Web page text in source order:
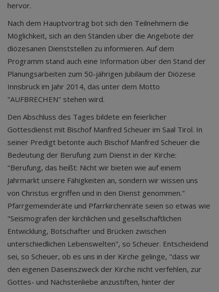
hervor.
Nach dem Hauptvortrag bot sich den Teilnehmern die
Möglichkeit, sich an den Ständen über die Angebote der
diözesanen Dienststellen zu informieren. Auf dem
Programm stand auch eine Information über den Stand der
Planungsarbeiten zum 50-jährigen Jubiläum der Diözese
Innsbruck im Jahr 2014, das unter dem Motto
"AUFBRECHEN" stehen wird.
Den Abschluss des Tages bildete ein feierlicher
Gottesdienst mit Bischof Manfred Scheuer im Saal Tirol. In
seiner Predigt betonte auch Bischof Manfred Scheuer die
Bedeutung der Berufung zum Dienst in der Kirche:
"Berufung, das heißt: Nicht wir bieten wie auf einem
Jahrmarkt unsere Fähigkeiten an, sondern wir wissen uns
von Christus ergriffen und in den Dienst genommen."
Pfarrgemeinderäte und Pfarrkirchenräte seien so etwas wie
"Seismografen der kirchlichen und gesellschaftlichen
Entwicklung, Botschafter und Brücken zwischen
unterschiedlichen Lebenswelten", so Scheuer. Entscheidend
sei, so Scheuer, ob es uns in der Kirche gelinge, "dass wir
den eigenen Daseinszweck der Kirche nicht verfehlen, zur
Gottes- und Nächstenliebe anzustiften, hinter der